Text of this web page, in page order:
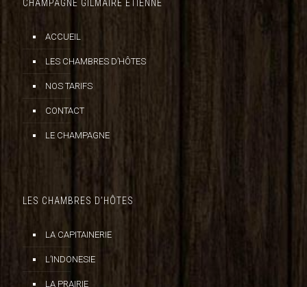
CHAMPAGNE GILMAIRE ETIENNE
ACCUEIL
LES CHAMBRES D’HÔTES
NOS TARIFS
CONTACT
LE CHAMPAGNE
LES CHAMBRES D’HÔTES
LA CAPITAINERIE
L’INDONESIE
LA PRAIRIE